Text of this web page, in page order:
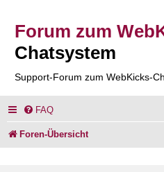
Forum zum
Chatsystem
Support-Forum zum WebKicks-
FAQ
Foren-Übersicht